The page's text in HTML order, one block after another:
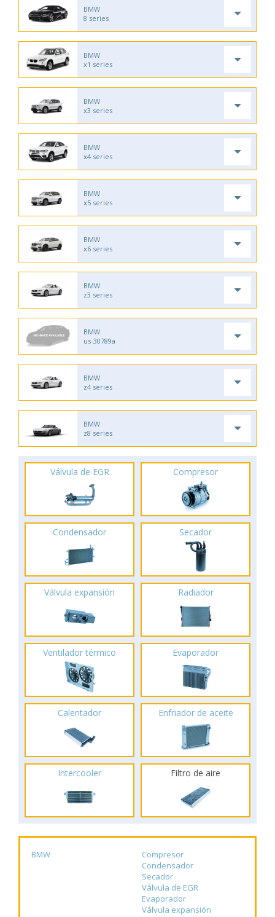
BMW
8 series
BMW
x1 series
BMW
x3 series
BMW
x4 series
BMW
x5 series
BMW
x6 series
BMW
z3 series
BMW
us-30789a
BMW
z4 series
BMW
z8 series
Válvula de EGR Compresor
Condensador Secador
Válvula expansión Radiador
Ventilador térmico Evaporador
Calentador Enfriador de aceite
Intercooler Filtro de aire
BMW
Compresor
Condensador
Secador
Válvula de EGR
Evaporador
Válvula expansión